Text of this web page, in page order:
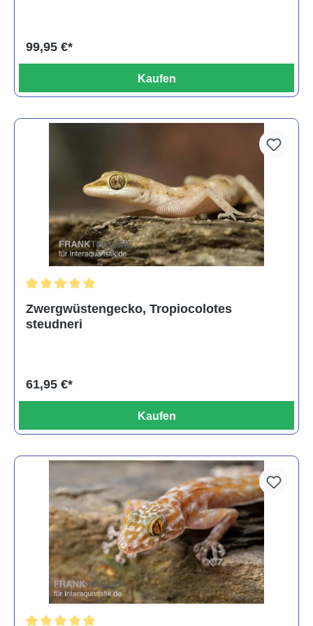
99,95 €*
Kaufen
Zwergwüstengecko, Tropiocolotes
steudneri
61,95 €*
Kaufen